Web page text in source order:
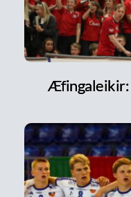
Æfingaleikir: